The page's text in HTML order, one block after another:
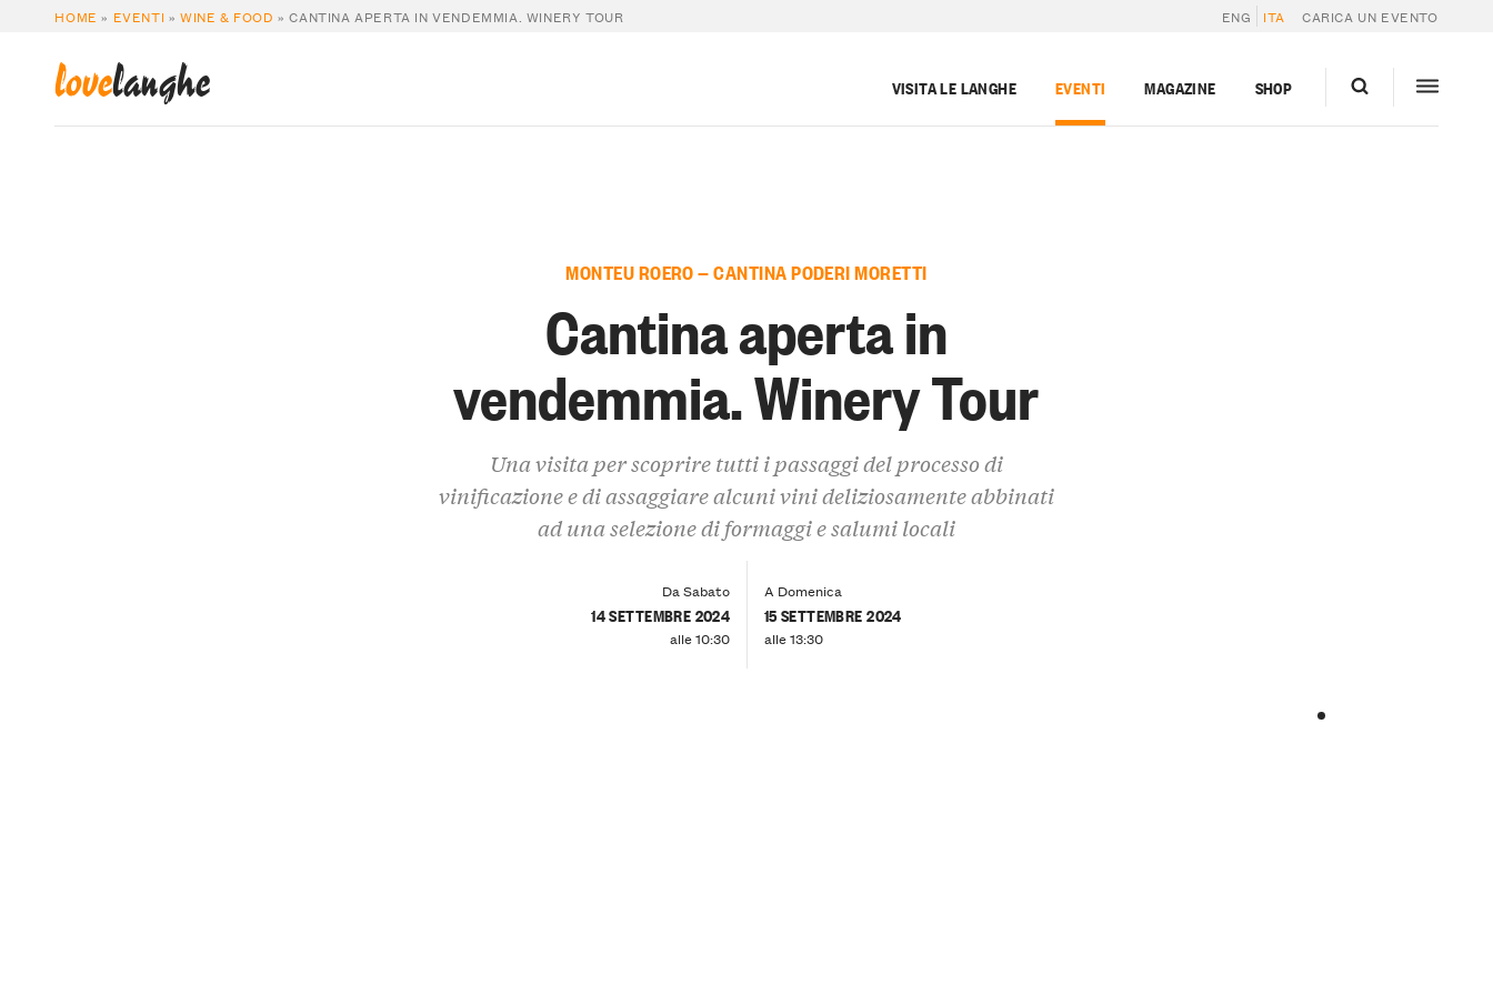
HOME » EVENTI »WINE & FOOD »CANTINA APERTA IN VENDEMMIA. WINERY TOUR ENG ITA CARICA UN EVENTO
lovelanghe VISITA LE LANGHE EVENTI MAGAZINE SHOP
MONTEU ROERO — CANTINA PODERI MORETTI
Cantina aperta in
vendemmia. Winery Tour
Una visita per scoprire tutti i passaggi del processo di
vinificazione e di assaggiare alcuni vini deliziosamente abbinati
ad una selezione di formaggi e salumi locali
Da Sabato
14 SETTEMBRE 2024
alle 10:30
A Domenica
15 SETTEMBRE 2024
alle 13:30